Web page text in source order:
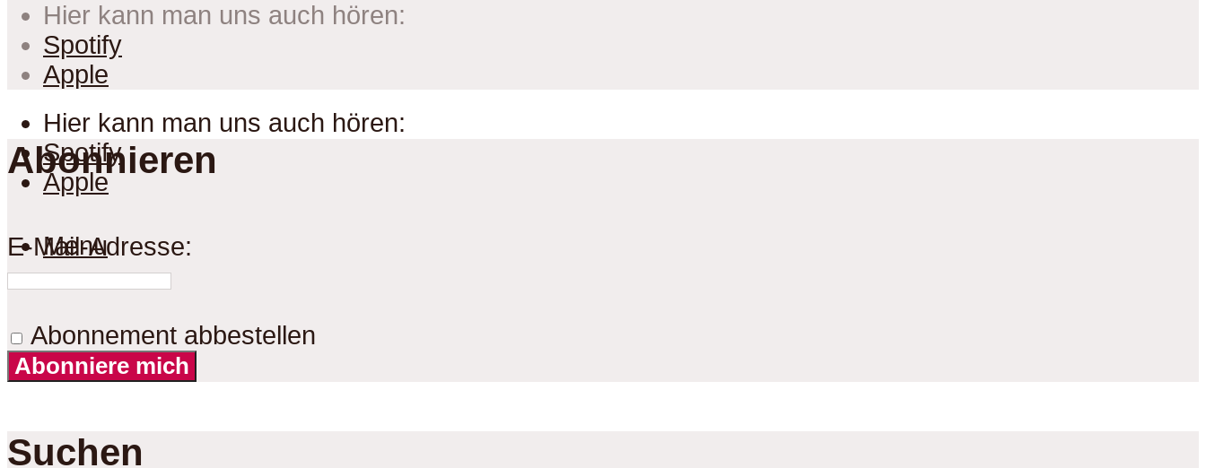
Hier kann man uns auch hören:
Spotify
Apple
Menu
Hier kann man uns auch hören:
Spotify
Apple
Abonnieren
E-Mail-Adresse:
Abonnement abbestellen
Abonniere mich
Suchen